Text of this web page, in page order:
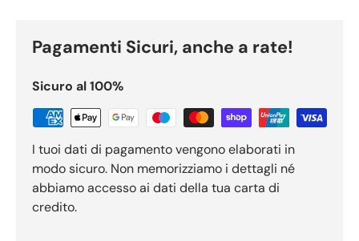
Pagamenti Sicuri, anche a rate!
Sicuro al 100%
I tuoi dati di pagamento vengono elaborati in
modo sicuro. Non memorizziamo i dettagli né
abbiamo accesso ai dati della tua carta di
credito.